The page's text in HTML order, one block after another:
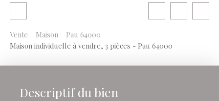
Vente Maison
Pau 64000
Maison individuelle à vendre, 3 pièces - Pau 64000
Descriptif du bien